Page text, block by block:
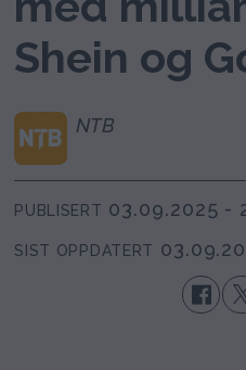
Shein og
NTB
PUBLISERT 03.09.2025 -
SIST OPPDATERT